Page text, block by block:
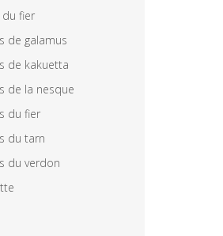
du fier
de galamus
de kakuetta
de la nesque
du fier
du tarn
du verdon